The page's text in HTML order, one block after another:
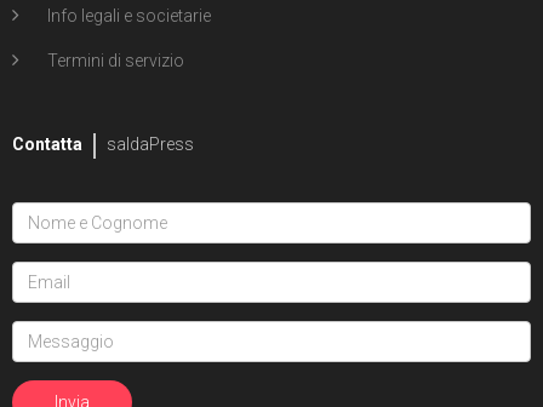
Info legali e societarie
Termini di servizio
Contatta saldaPress